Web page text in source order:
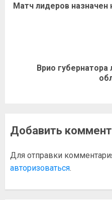
Матч лидеров назначен
Врио губернатора
Добавить
Для отправки
авторизоваться.